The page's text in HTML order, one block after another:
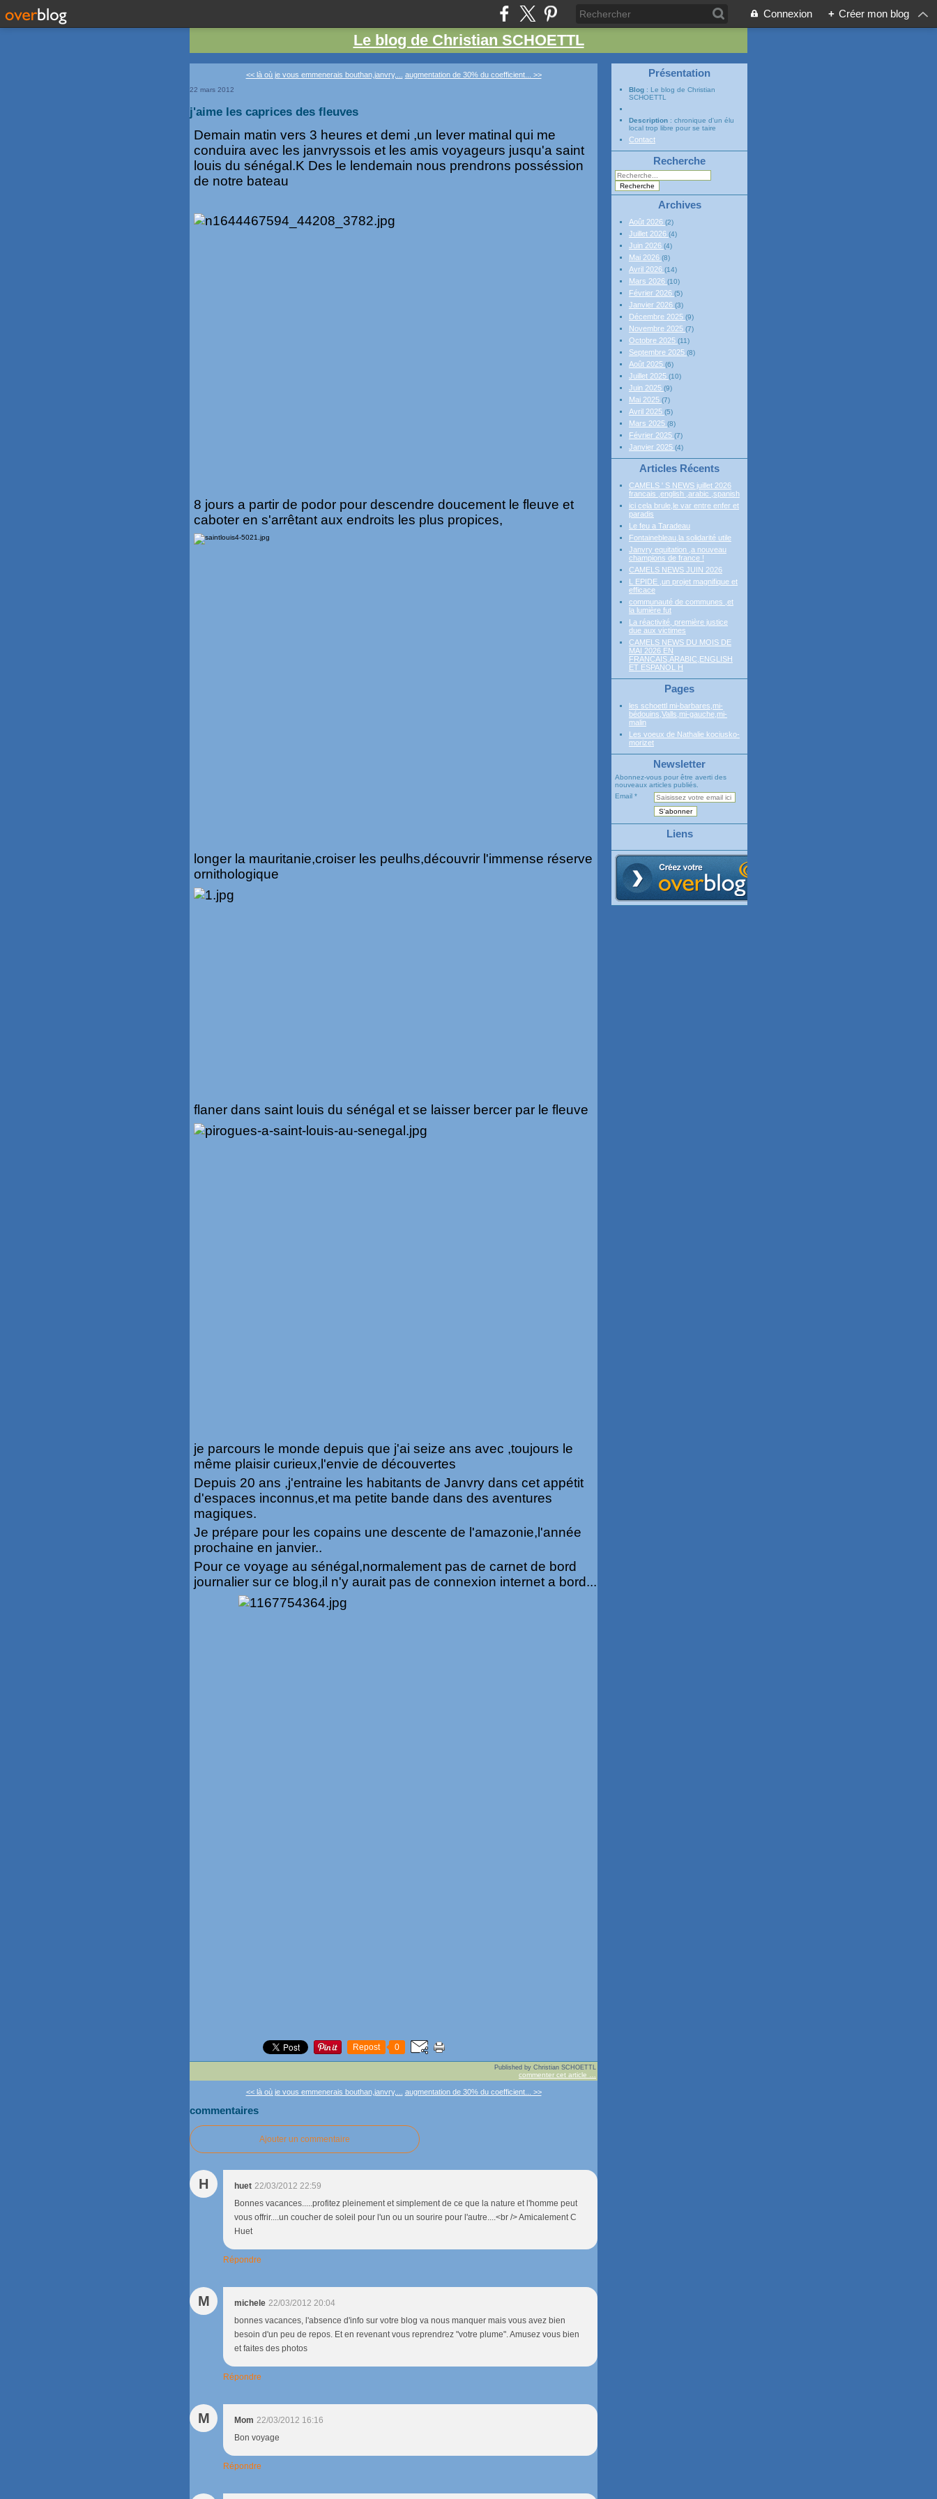
Connexion + Créer mon blog
Le blog de Christian SCHOETTL
<< là où je vous emmenerais bouthan,janvry,... augmentation de 30% du coefficient... >>
22 mars 2012
j'aime les caprices des fleuves
Demain matin vers 3 heures et demi ,un lever matinal qui me
conduira avec les janvryssois et les amis voyageurs jusqu'a saint
louis du sénégal.K Des le lendemain nous prendrons posséssion
de notre bateau
8 jours a partir de podor pour descendre doucement le fleuve et
caboter en s'arrêtant aux endroits les plus propices,
longer la mauritanie,croiser les peulhs,découvrir l'immense réserve
ornithologique
flaner dans saint louis du sénégal et se laisser bercer par le fleuve
je parcours le monde depuis que j'ai seize ans avec ,toujours le
même plaisir curieux,l'envie de découvertes
Depuis 20 ans ,j'entraine les habitants de Janvry dans cet appétit
d'espaces inconnus,et ma petite bande dans des aventures
magiques.
Je prépare pour les copains une descente de l'amazonie,l'année
prochaine en janvier..
Pour ce voyage au sénégal,normalement pas de carnet de bord
journalier sur ce blog,il n'y aurait pas de connexion internet a bord...
Repost 0
Published by Christian SCHOETTL
commenter cet article
<< là où je vous emmenerais bouthan,janvry,... augmentation de 30% du coefficient... >>
commentaires
Ajouter un commentaire
H huet 22/03/2012 22:59
Bonnes vacances.....profitez pleinement et simplement de ce que la nature et l'homme peut
vous offrir....un coucher de soleil pour l'un ou un sourire pour l'autre....<br /> Amicalement C
Huet
Répondre
M michele 22/03/2012 20:04
bonnes vacances, l'absence d'info sur votre blog va nous manquer mais vous avez bien
besoin d'un peu de repos. Et en revenant vous reprendrez "votre plume". Amusez vous bien
et faites des photos
Répondre
M Mom 22/03/2012 16:16
Bon voyage
Répondre
Présentation
Blog : Le blog de Christian
SCHOETTL
Description : chronique d'un élu
local trop libre pour se taire
Contact
Recherche
Archives
Août 2026 (2)
Juillet 2026 (4)
Juin 2026 (4)
Mai 2026 (8)
Avril 2026 (14)
Mars 2026 (10)
Février 2026 (5)
Janvier 2026 (3)
Décembre 2025 (9)
Novembre 2025 (7)
Octobre 2025 (11)
Septembre 2025 (8)
Août 2025 (6)
Juillet 2025 (10)
Juin 2025 (9)
Mai 2025 (7)
Avril 2025 (5)
Mars 2025 (8)
Février 2025 (7)
Janvier 2025 (4)
Articles Récents
CAMELS ' S NEWS juillet 2026
francais ,english ,arabic ,spanish
ici cela brule,le var entre enfer et
paradis
Le feu a Taradeau
Fontainebleau,la solidarité utile
Janvry equitation ,a nouveau
champions de france !
CAMELS NEWS JUIN 2026
L EPIDE ,un projet magnifique et
efficace
communauté de communes ,et
la lumière fut
La réactivité, première justice
due aux victimes
CAMELS NEWS DU MOIS DE
MAI 2026 EN
FRANCAIS,ARABIC,ENGLISH
ET ESPANOL H
Pages
les schoettl mi-barbares,mi-
bédouins,Valls,mi-gauche,mi-
malin
Les voeux de Nathalie kociusko-
morizet
Newsletter
Abonnez-vous pour être averti des
nouveaux articles publiés.
Email
Liens